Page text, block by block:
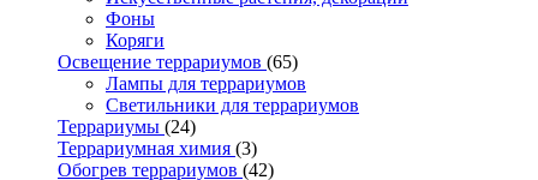
Фоны
Коряги
Освещение террариумов (65)
Лампы для террариумов
Светильники для террариумов
Террариумы (24)
Террариумная химия (3)
Обогрев террариумов (42)